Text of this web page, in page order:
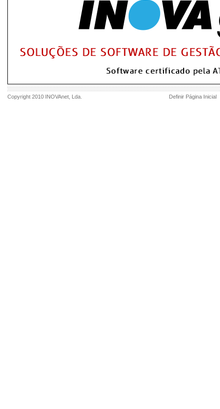
Copyright 2010 INOVAnet , Lda. Definir Página Inicial